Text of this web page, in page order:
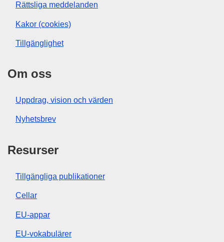
Rättsliga meddelanden
Kakor (cookies)
Tillgänglighet
Om oss
Uppdrag, vision och värden
Nyhetsbrev
Resurser
Tillgängliga publikationer
Cellar
EU-appar
EU-vokabulärer